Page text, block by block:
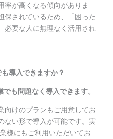
率が高くなる傾向がありま
保されているため、「困った
必要な人に無理なく活用され
導入できますか？
も問題なく導入できます。
向けのプランもご用意してお
ない形で導入が可能です。実
様にもご利用いただいてお